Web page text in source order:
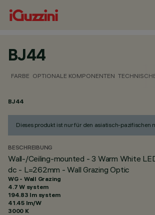
BJ44
FARBE OPTIONALE KOMPONENTEN
BJ44
Dieses produkt ist nur für den asiatisch-pazifischen
BESCHREIBUNG
Wall-/Ceiling-mounted - 3 Warm White
dc - L=262mm - Wall Grazing Optic
WG - Wall Grazing
4.7 W system
194.83 lm system
41.45 lm/W
3000 K